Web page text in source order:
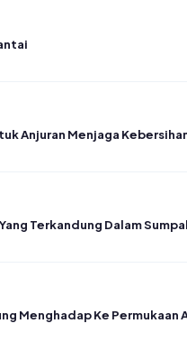
Anjuran Menjaga
Terkandung Dalam
Menghadap Ke Permukaan